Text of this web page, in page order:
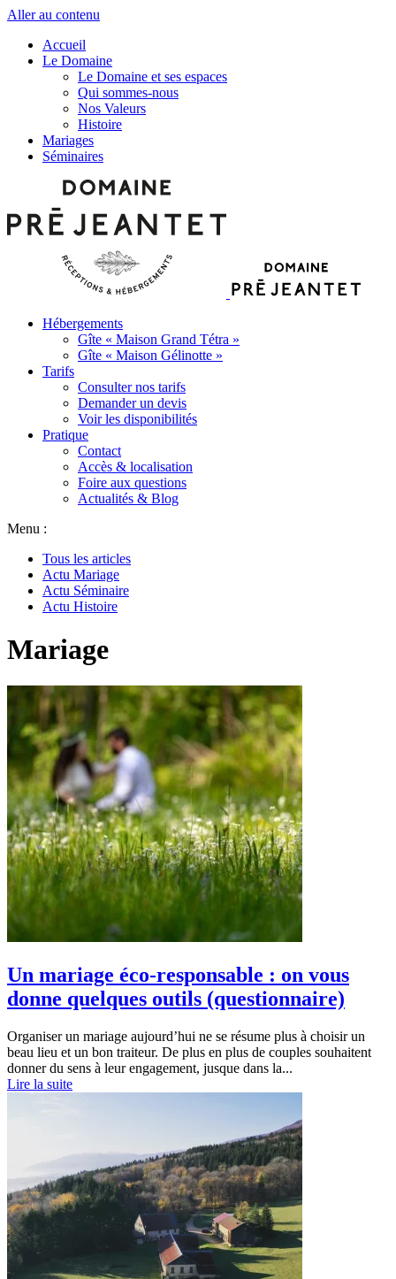
Aller au contenu
Accueil
Le Domaine
Le Domaine et ses espaces
Qui sommes-nous
Nos Valeurs
Histoire
Mariages
Séminaires
Hébergements
Gîte « Maison Grand Tétra »
Gîte « Maison Gélinotte »
Tarifs
Consulter nos tarifs
Demander un devis
Voir les disponibilités
Pratique
Contact
Accès & localisation
Foire aux questions
Actualités & Blog
Menu :
Tous les articles
Actu Mariage
Actu Séminaire
Actu Histoire
Mariage
Un mariage éco-responsable : on vous
donne quelques outils (questionnaire)
Organiser un mariage aujourd’hui ne se résume plus à choisir un
beau lieu et un bon traiteur. De plus en plus de couples souhaitent
donner du sens à leur engagement, jusque dans la...
Lire la suite